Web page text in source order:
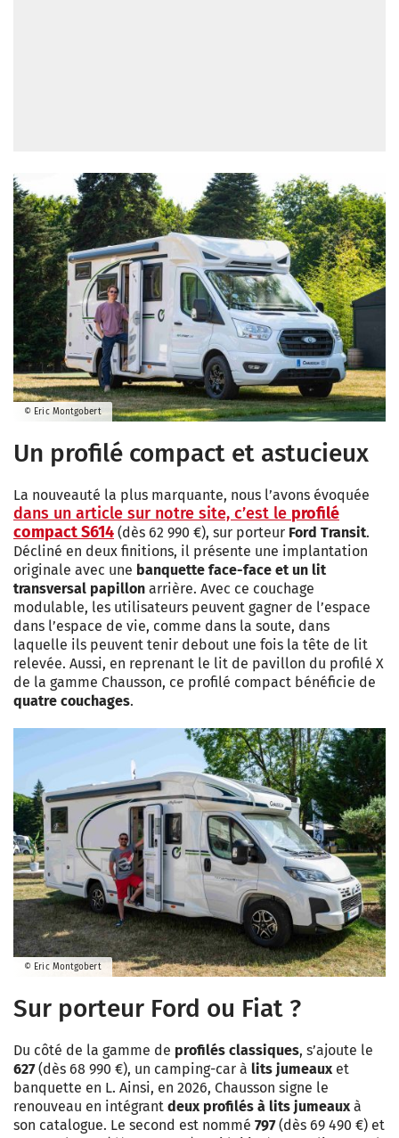
© Eric Montgobert
Un profilé compact et astucieux
La nouveauté la plus marquante, nous l’avons évoquée
dans un article sur notre site, c’est le profilé
compact S614 (dès 62 990 €), sur porteur Ford Transit.
Décliné en deux finitions, il présente une implantation
originale avec une banquette face-face et un lit
transversal papillon arrière. Avec ce couchage
modulable, les utilisateurs peuvent gagner de l’espace
dans l’espace de vie, comme dans la soute, dans
laquelle ils peuvent tenir debout une fois la tête de lit
relevée. Aussi, en reprenant le lit de pavillon du profilé X
de la gamme Chausson, ce profilé compact bénéficie de
quatre couchages.
© Eric Montgobert
Sur porteur Ford ou Fiat ?
Du côté de la gamme de profilés classiques, s’ajoute le
627(dès 68 990 €), un camping-car à lits jumeaux et
banquette en L. Ainsi, en 2026, Chausson signe le
renouveau en intégrant deux profilés à lits jumeauxà
son catalogue. Le second est nommé 797(dès 69 490 €) et